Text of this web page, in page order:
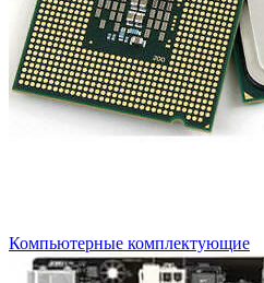
Компьютерные комплектующие